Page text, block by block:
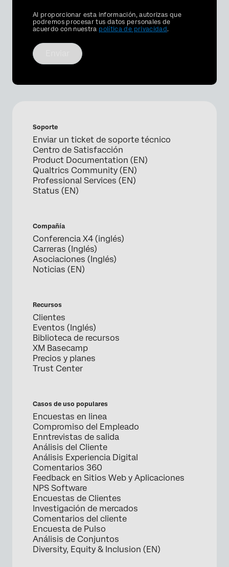
Privacy
Optin
Al proporcionar esta información, autorizas que
podremos procesar tus datos personales de
acuerdo con nuestra política de privacidad.
Soporte
Enviar un ticket de soporte técnico
Centro de Satisfacción
Product Documentation (EN)
Qualtrics Community (EN)
Professional Services (EN)
Status (EN)
Compañía
Conferencia X4 (inglés)
Carreras (Inglés)
Asociaciones (Inglés)
Noticias (EN)
Recursos
Clientes
Eventos (Inglés)
Biblioteca de recursos
XM Basecamp
Precios y planes
Trust Center
Casos de uso populares
Encuestas en linea
Compromiso del Empleado
Enntrevistas de salida
Análisis del Cliente
Análisis Experiencia Digital
Comentarios 360
Feedback en Sitios Web y Aplicaciones
NPS Software
Encuestas de Clientes
Investigación de mercados
Comentarios del cliente
Encuesta de Pulso
Análisis de Conjuntos
Diversity, Equity & Inclusion (EN)